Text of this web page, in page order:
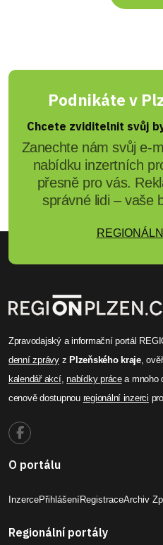
Podnikáte v
Chcete zviditelnit svůj
Zanechte nám svůj e-
nabídku inzertních
přesně pro vás.
správné lidi – vaše
Zpravodajský a informační portál
denní zprávyz Plzeňského kraje,
kalendář akcí,nabídky prácea mnoho
cenově dostupnou regionální inzerci
O portálu
InzercePřihlášeníRegistraceArchiv
Regionální portály